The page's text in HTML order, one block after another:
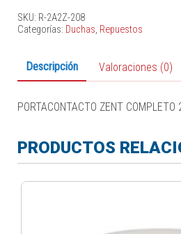
SKU: R-2A2Z-208
Categorías: Duchas, Repuestos
Descripción Valoraciones (0)
PORTACONTACTO ZENT COMPLETO
PRODUCTOS